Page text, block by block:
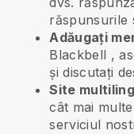
răspunsurile
Adăugați
Blackbell ,
și discutați
Site
cât mai
serviciul